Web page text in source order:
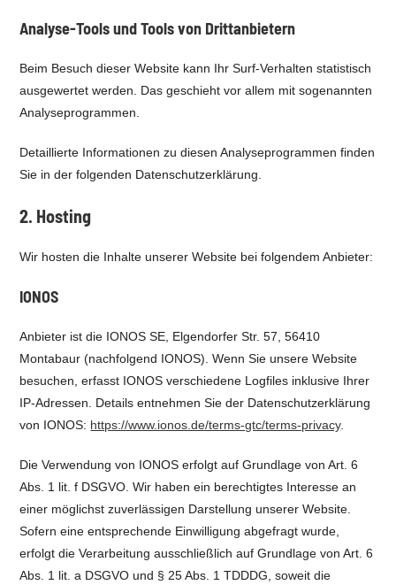
Analyse-Tools und Tools von Dritt­anbietern
Beim Besuch dieser Website kann Ihr Surf-Verhalten statistisch
ausgewertet werden. Das geschieht vor allem mit sogenannten
Analyseprogrammen.
Detaillierte Informationen zu diesen Analyseprogrammen finden
Sie in der folgenden Datenschutzerklärung.
2. Hosting
Wir hosten die Inhalte unserer Website bei folgendem Anbieter:
IONOS
Anbieter ist die IONOS SE, Elgendorfer Str. 57, 56410
Montabaur (nachfolgend IONOS). Wenn Sie unsere Website
besuchen, erfasst IONOS verschiedene Logfiles inklusive Ihrer
IP-Adressen. Details entnehmen Sie der Datenschutzerklärung
von IONOS: https://www.ionos.de/terms-gtc/terms-privacy.
Die Verwendung von IONOS erfolgt auf Grundlage von Art. 6
Abs. 1 lit. f DSGVO. Wir haben ein berechtigtes Interesse an
einer möglichst zuverlässigen Darstellung unserer Website.
Sofern eine entsprechende Einwilligung abgefragt wurde,
erfolgt die Verarbeitung ausschließlich auf Grundlage von Art. 6
Abs. 1 lit. a DSGVO und § 25 Abs. 1 TDDDG, soweit die